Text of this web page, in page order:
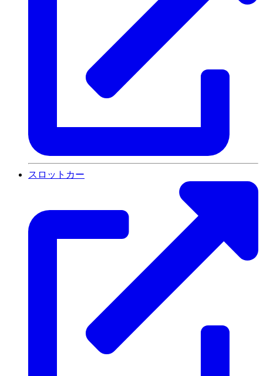
スロットカー